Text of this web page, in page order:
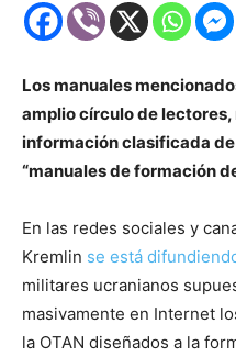
Los manuales
amplio círculo de lectores,
información clasificada de
“manuales de formación
En las redes sociales y
Kremlin se está
militares ucranianos
masivamente en Internet
la OTAN diseñados a la